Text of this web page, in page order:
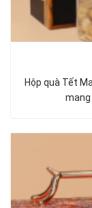
Hộp quà Tết
mang